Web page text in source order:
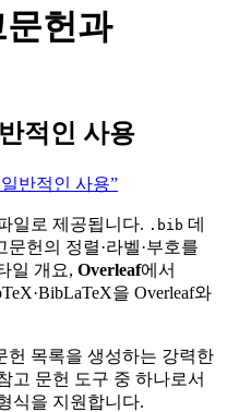
문헌과
적인 사용
반적인 사용”
일로 제공됩니다. .bib 데
헌의 정렬·라벨·부호를
일 개요, Overleaf에서
을 Overleaf와
헌 목록을 생성하는 강력한
고 문헌 도구 중 하나로서
식을 지원합니다.